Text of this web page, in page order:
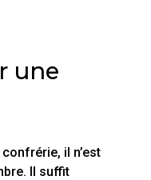
une
il n’est
Il suffit